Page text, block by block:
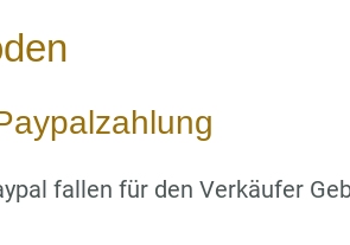
fallen für den Verkäufer